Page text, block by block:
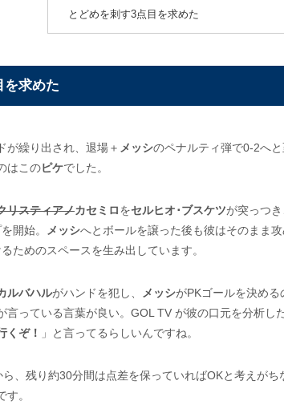
とどめを刺す3点目を求めた
を求めた
が繰り出され、退場＋ メッシのペナルティ弾で0-2へ
はこのピケでした。
リスティアノカセミロをセルヒオ･ブスケツが突っつ
開始。 メッシへとボールを譲った後も彼はそのまま
ためのスペースを生み出しています。
ルバハルがハンドを犯し、 メッシがPKゴールを決め
言っている言葉が良い。GOL TV が彼の口元を分析し
くぞ！ 」と言ってるらしいんですね。
、残り約30分間は点差を保っていればOKと考えが
。